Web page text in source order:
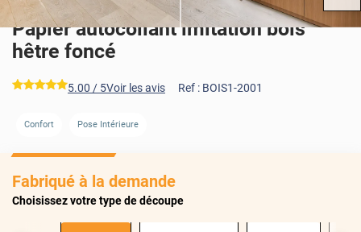
Papier autocollant imitation bois
hêtre foncé
*****
5.00 / 5Voir les avis Ref : BOIS1-2001
Confort Pose Intérieure
Fabriqué à la demande
Choisissez votre type de découpe